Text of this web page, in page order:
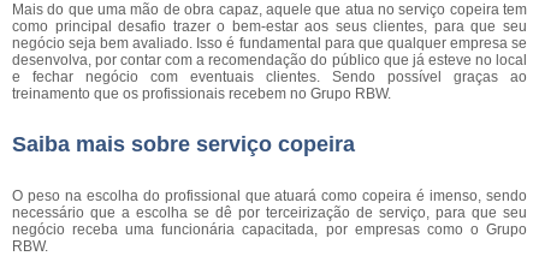
Mais do que uma mão de obra capaz, aquele que atua no serviço copeira tem
como principal desafio trazer o bem-estar aos seus clientes, para que seu
negócio seja bem avaliado. Isso é fundamental para que qualquer empresa se
desenvolva, por contar com a recomendação do público que já esteve no local
e fechar negócio com eventuais clientes. Sendo possível graças ao
treinamento que os profissionais recebem no Grupo RBW.
Saiba mais sobre serviço copeira
O peso na escolha do profissional que atuará como copeira é imenso, sendo
necessário que a escolha se dê por terceirização de serviço, para que seu
negócio receba uma funcionária capacitada, por empresas como o Grupo
RBW.